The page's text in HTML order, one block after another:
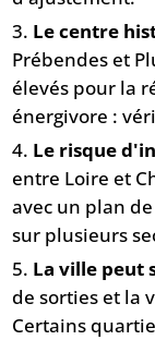
Le centre
Prébendes et
élevés pour la
énergivore :
Le risque
entre Loire et
avec un plan
sur plusieurs
La ville peut
de sorties et la
Certains